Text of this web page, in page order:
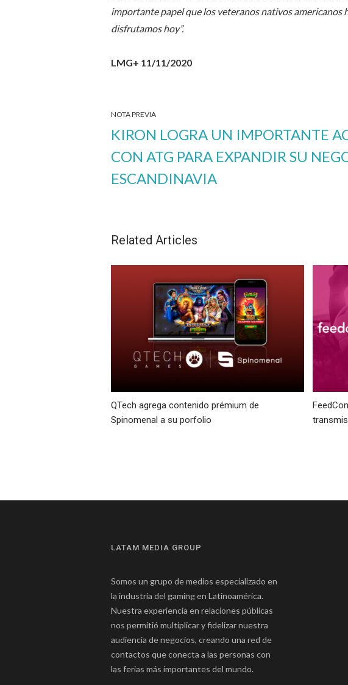
importante papel que los veteranos nativos americanos
disfrutamos hoy”.
LMG+ 11/11/2020
NOTA PREVIA
KIRON LOGRA UN IMPORTANTE
CON ATG PARA EXPANDIR SU
ESCANDINAVIA
Related Articles
QTech agrega contenido prémium de
Spinomenal a su porfolio
LATAM MEDIA GROUP
Somos un grupo de medios especializado en
la industria del gaming en Latinoamérica.
Nuestra experiencia en relaciones públicas
nos permitió multiplicar y fidelizar nuestra
audiencia de negocios, creando una red de
contactos que conecta a las personas con
las ferias más importantes del mundo.